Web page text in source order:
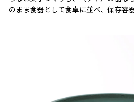
のまま食器として食卓に並べ、保存容